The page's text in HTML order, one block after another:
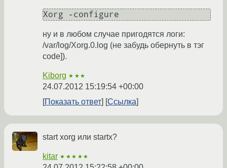
Xorg -configure
ну и в любом случае пригодятся логи:
/var/log/Xorg.0.log (не забудь обернуть в тэг
code]).
Kiborg ★★★
24.07.2012 15:19:54 +00:00
Показать ответ
Ссылка
start xorg или startx?
kitar ★★★★★